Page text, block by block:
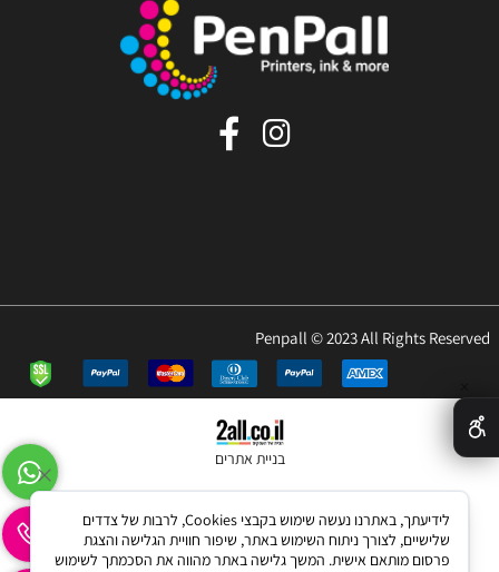
Penpall © 2023 All Rights Reserved
בניית אתרים
לידיעתך, באתרנו נעשה שימוש בקבצי Cookies, לרבות של צדדים
שלישיים, לצורך ניתוח השימוש באתר, שיפור חוויית הגלישה והצגת
פרסום מותאם אישית. המשך גלישה באתר מהווה את הסכמתך לשימוש